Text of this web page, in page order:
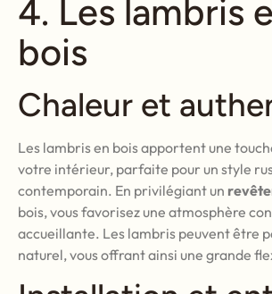
4. Les lambris
bois
Chaleur et
Les lambris en bois apportent une
votre intérieur, parfaite pour un style
contemporain. En privilégiant un
bois, vous favorisez une atmosphère
accueillante. Les lambris peuvent être
naturel, vous offrant ainsi une grande